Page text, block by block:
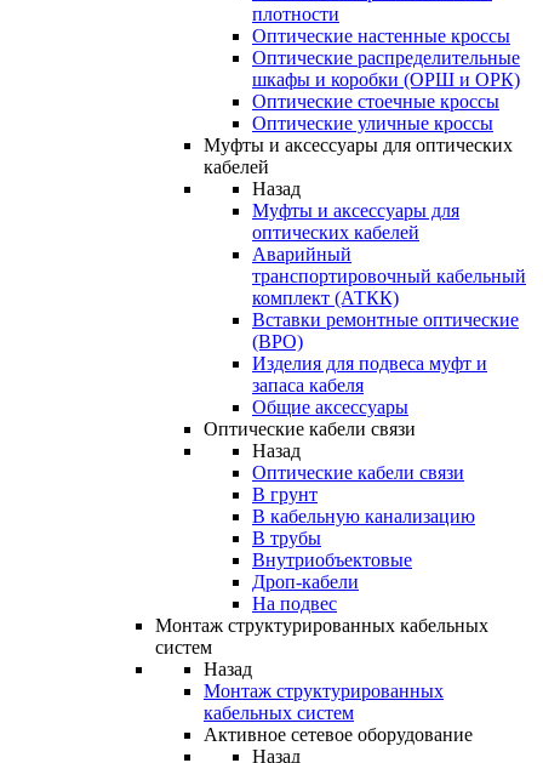
плотности
Оптические настенные кроссы
Оптические распределительные
шкафы и коробки (ОРШ и ОРК)
Оптические стоечные кроссы
Оптические уличные кроссы
Муфты и аксессуары для оптических
кабелей
Назад
Муфты и аксессуары для
оптических кабелей
Аварийный
транспортировочный кабельный
комплект (АТКК)
Вставки ремонтные оптические
(ВРО)
Изделия для подвеса муфт и
запаса кабеля
Общие аксессуары
Оптические кабели связи
Назад
Оптические кабели связи
В грунт
В кабельную канализацию
В трубы
Внутриобъектовые
Дроп-кабели
На подвес
Монтаж структурированных кабельных
систем
Назад
Монтаж структурированных
кабельных систем
Активное сетевое оборудование
Назад